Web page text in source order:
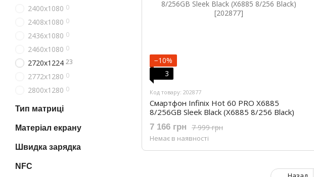
−10%
3
Код товару: 202877
Смартфон Infinix Hot 60 PRO X6885
8/256GB Sleek Black (X6885 8/256 Black)
7 999 грн
7 166 грн
Немає в наявності
2400x1080 0
2408х1080 0
2436x1080 0
2460х1080 0
2720х1224 23
2772х1280 0
2800х1280 0
Тип матриці
Матеріал екрану
Швидка зарядка
NFC